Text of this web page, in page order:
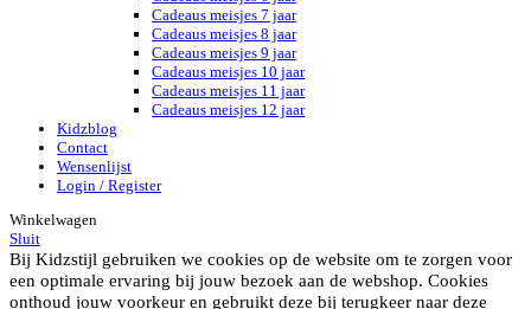
Cadeaus meisjes 7 jaar
Cadeaus meisjes 8 jaar
Cadeaus meisjes 9 jaar
Cadeaus meisjes 10 jaar
Cadeaus meisjes 11 jaar
Cadeaus meisjes 12 jaar
Kidzblog
Contact
Wensenlijst
Login / Register
Winkelwagen
Sluit
Bij Kidzstijl gebruiken we cookies op de website om te zorgen voor
een optimale ervaring bij jouw bezoek aan de webshop. Cookies
onthoud jouw voorkeur en gebruikt deze bij terugkeer naar deze